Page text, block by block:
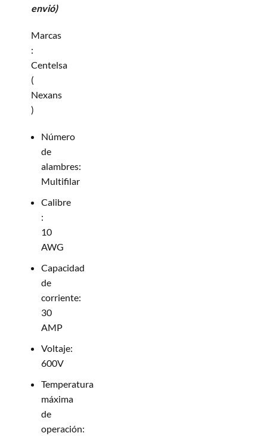
envió)
Marcas
:
Centelsa
(
Nexans
)
Número
de
alambres:
Multifilar
Calibre
:
10
AWG
Capacidad
de
corriente:
30
AMP
Voltaje:
600V
Temperatura
máxima
de
operación: